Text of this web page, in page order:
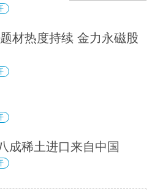
题材热度持续 金力永磁股
成稀土进口来自中国